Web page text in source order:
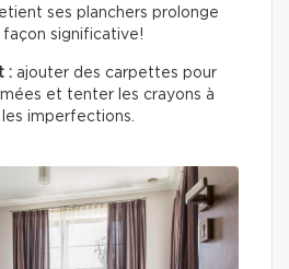
ses planchers prolonge
façon significative!
: ajouter des carpettes pour
et tenter les crayons à
imperfections.